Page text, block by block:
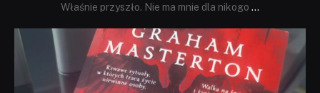
Właśnie przyszło. Nie ma mnie dla nikogo ...
dobryhorror
Sie 23